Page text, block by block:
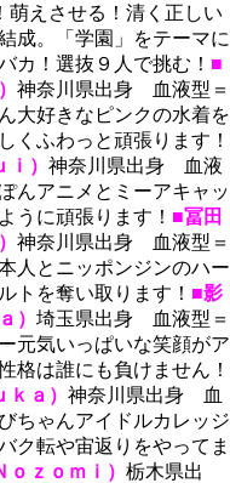
萌えさせる！清く正しい
成。「学園」をテーマに
カ！選抜９人で挑む！ ■
神奈川県出身 血液型＝
大好きなピンクの水着を
くふわっと頑張ります！
） 神奈川県出身 血液
んアニメとミーアキャッ
うに頑張ります！ ■冨田
神奈川県出身 血液型＝
人とニッポンジンのハー
トを奪い取ります！ ■影
） 埼玉県出身 血液型＝
元気いっぱいな笑顔がア
格は誰にも負けません！
ａ） 神奈川県出身 血
ちゃんアイドルカレッジ
ク転や宙返りをやってま
ｚｏｍｉ） 栃木県出